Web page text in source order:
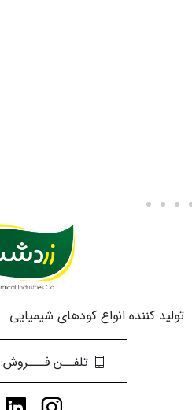
تولید کننده انواع کودهای شیمیایی
تلفــن فـــروش: 09174630303